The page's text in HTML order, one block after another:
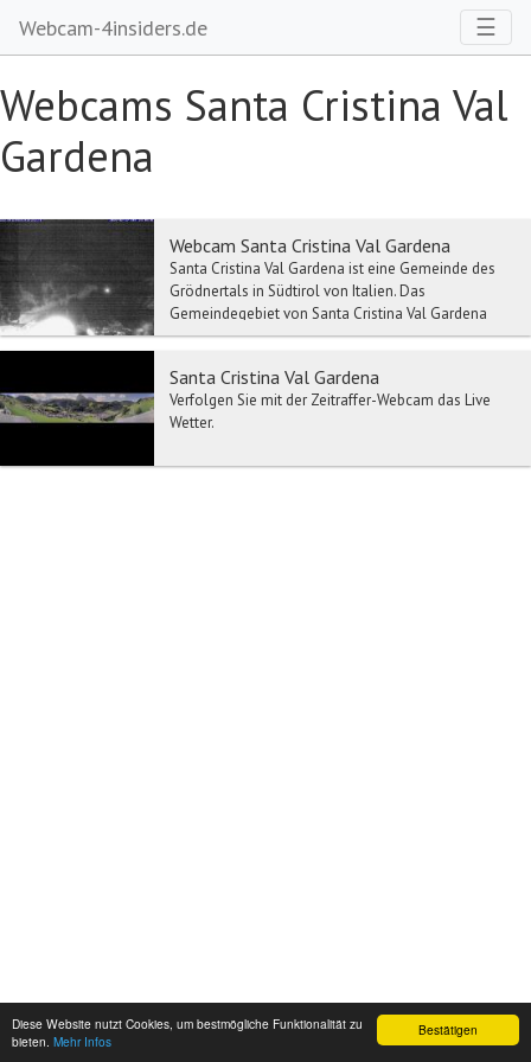
Bestätigen
Diese Website nutzt Cookies, um bestmögliche Funktionalität zu
bieten. Mehr Infos
Webcam-4insiders.de ☰
Webcams Santa Cristina Val
Gardena
Webcam Santa Cristina Val Gardena
Santa Cristina Val Gardena ist eine Gemeinde des
Grödnertals in Südtirol von Italien. Das
Gemeindegebiet von Santa Cristina Val Gardena
erstreckt ...
Santa Cristina Val Gardena
Verfolgen Sie mit der Zeitraffer-Webcam das Live
Wetter.